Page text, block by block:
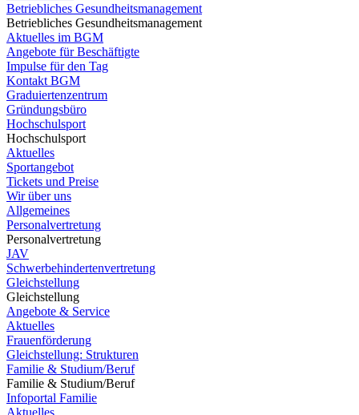
Betriebliches Gesundheitsmanagement
Betriebliches Gesundheitsmanagement
Aktuelles im BGM
Angebote für Beschäftigte
Impulse für den Tag
Kontakt BGM
Graduiertenzentrum
Gründungsbüro
Hochschulsport
Hochschulsport
Aktuelles
Sportangebot
Tickets und Preise
Wir über uns
Allgemeines
Personalvertretung
Personalvertretung
JAV
Schwerbehindertenvertretung
Gleichstellung
Gleichstellung
Angebote & Service
Aktuelles
Frauenförderung
Gleichstellung: Strukturen
Familie & Studium/Beruf
Familie & Studium/Beruf
Infoportal Familie
Aktuelles